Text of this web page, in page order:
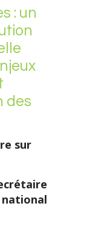
: un
des
sur
national